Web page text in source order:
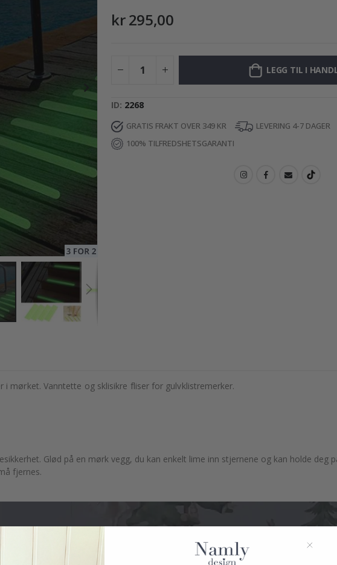
kr 295,00
LEGG TIL I
ID 2268
GRATIS FRAKT OVER 349 KR
LEVERING 4-7 DAGER
100% TILFREDSHETSGARANTI
mørket. Vanntette og sklisikre fliser for gulvklistremerker.
Glød på en mørk vegg, du kan enkelt lime inn stjernene og kan holde deg
fjernes.